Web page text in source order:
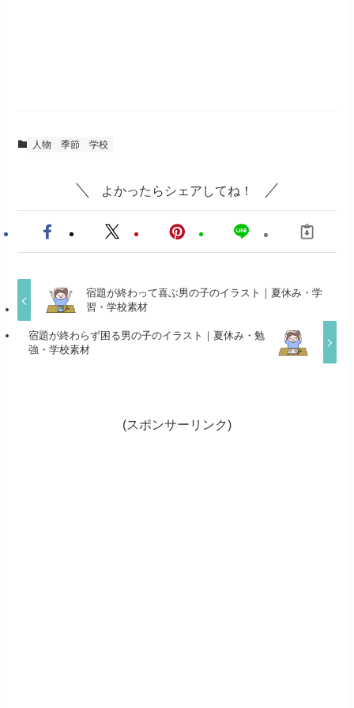
人物 季節 学校
よかったらシェアしてね！
宿題が終わって喜ぶ男の子のイラスト｜夏休み・学
習・学校素材
宿題が終わらず困る男の子のイラスト｜夏休み・勉
強・学校素材
(スポンサーリンク)